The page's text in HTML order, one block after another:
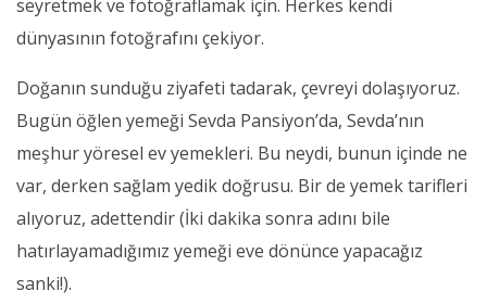
seyretmek ve fotoğraflamak için. Herkes kendi
dünyasının fotoğrafını çekiyor.
Doğanın sunduğu ziyafeti tadarak, çevreyi dolaşıyoruz.
Bugün öğlen yemeği Sevda Pansiyon’da, Sevda’nın
meşhur yöresel ev yemekleri. Bu neydi, bunun içinde ne
var, derken sağlam yedik doğrusu. Bir de yemek tarifleri
alıyoruz, adettendir (İki dakika sonra adını bile
hatırlayamadığımız yemeği eve dönünce yapacağız
sanki!).